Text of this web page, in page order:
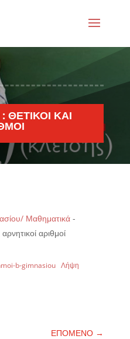
ΘΕΤΙΚΟΊ ΚΑΙ
Μαθηματικά-
αριθμοί
b-gimnasiou Λήψη
ΕΠΟΜΕΝΟ →